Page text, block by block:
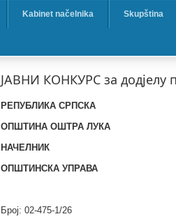
Kabinet načelnika Skupština
ЈАВНИ КОНКУРС за додјелу
РЕПУБЛИКА СРПСКА
ОПШТИНА ОШТРА ЛУКА
НАЧЕЛНИК
ОПШТИНСКА УПРАВА
Број: 02-475-1/26